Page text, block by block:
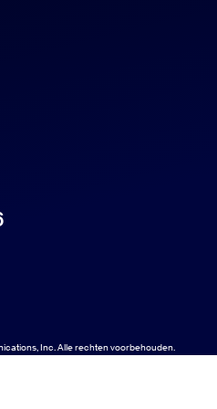
Inc. Alle rechten voorbehouden.